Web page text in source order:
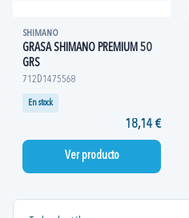
SHIMANO
GRASA SHIMANO PREMIUM 50
GRS
712D1475568
En stock
18,14 €
Ver producto